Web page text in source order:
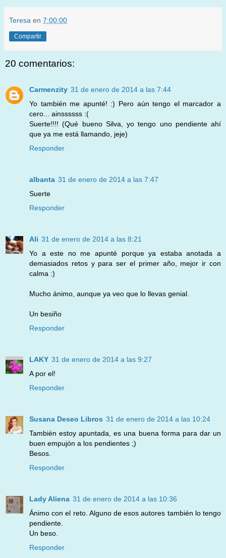
Teresa en 7:00:00
Compartir
20 comentarios:
Carmenzity 31 de enero de 2014 a las 7:44
Yo también me apunté! :) Pero aún tengo el marcador a
cero... ainssssss :(
Suerte!!!! (Qué bueno Silva, yo tengo uno pendiente ahí
que ya me está llamando, jeje)
Responder
albanta 31 de enero de 2014 a las 7:47
Suerte
Responder
Ali 31 de enero de 2014 a las 8:21
Yo a este no me apunté porque ya estaba anotada a
demasiados retos y para ser el primer año, mejor ir con
calma :)
Mucho ánimo, aunque ya veo que lo llevas genial.
Un besiño
Responder
LAKY 31 de enero de 2014 a las 9:27
A por el!
Responder
Susana Deseo Libros 31 de enero de 2014 a las 10:24
También estoy apuntada, es una buena forma para dar un
buen empujón a los pendientes ;)
Besos.
Responder
Lady Aliena 31 de enero de 2014 a las 10:36
Ánimo con el reto. Alguno de esos autores también lo tengo
pendiente.
Un beso.
Responder